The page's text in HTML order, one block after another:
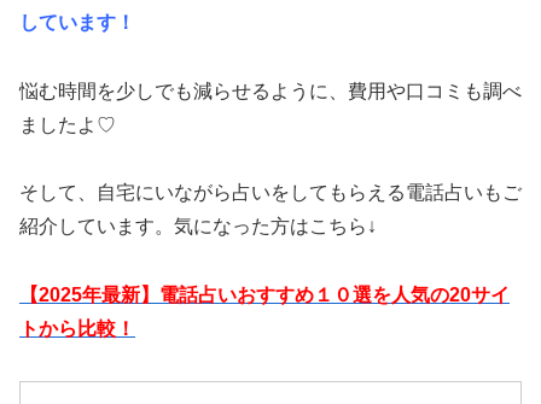
しています！
悩む時間を少しでも減らせるように、費用や口コミも調べ
ましたよ♡
そして、自宅にいながら占いをしてもらえる電話占いもご
紹介しています。気になった方はこちら↓
【2025年最新】電話占いおすすめ１０選を人気の20サイ
トから比較！